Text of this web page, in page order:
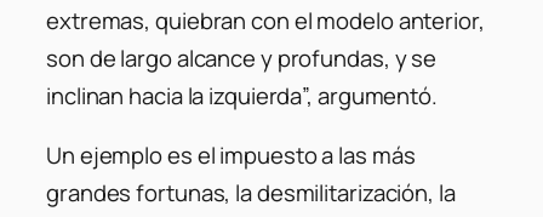
extremas, quiebran con el modelo anterior,
son de largo alcance y profundas, y se
inclinan hacia la izquierda”, argumentó.
Un ejemplo es el impuesto a las más
grandes fortunas, la desmilitarización, la